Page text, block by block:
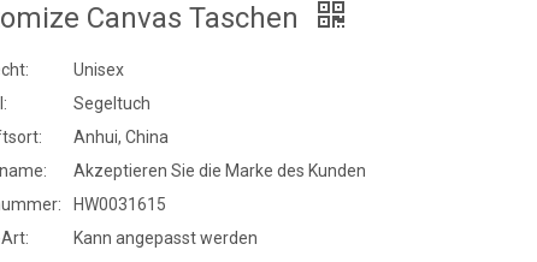
Canvas Taschen
Unisex
Segeltuch
Anhui, China
Akzeptieren Sie die Marke des Kunden
HW0031615
Kann angepasst werden